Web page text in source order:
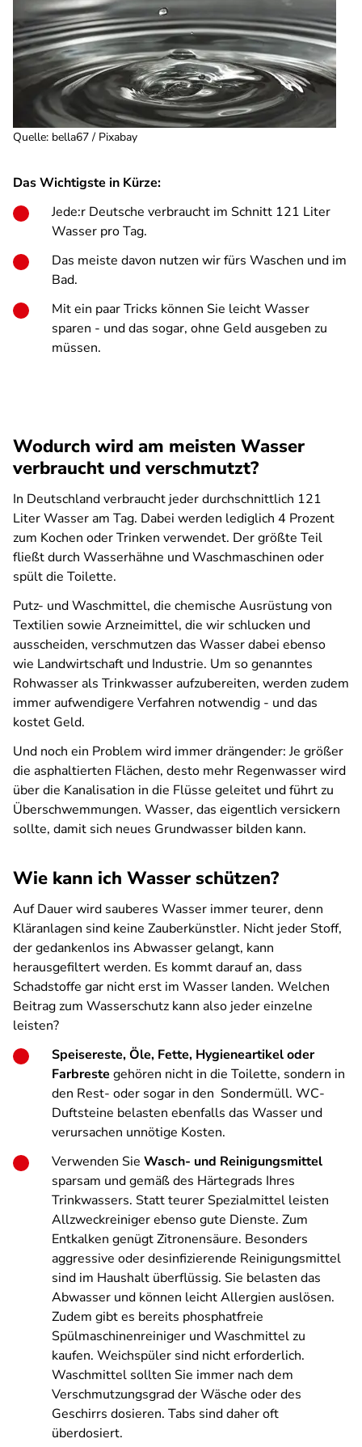
Quelle: bella67 / Pixabay
Das Wichtigste in Kürze:
Jede:r Deutsche verbraucht im Schnitt 121 Liter
Wasser pro Tag.
Das meiste davon nutzen wir fürs Waschen und im
Bad.
Mit ein paar Tricks können Sie leicht Wasser
sparen - und das sogar, ohne Geld ausgeben zu
müssen.
Wodurch wird am meisten Wasser
verbraucht und verschmutzt?
In Deutschland verbraucht jeder durchschnittlich 121
Liter Wasser am Tag. Dabei werden lediglich 4 Prozent
zum Kochen oder Trinken verwendet. Der größte Teil
fließt durch Wasserhähne und Waschmaschinen oder
spült die Toilette.
Putz- und Waschmittel, die chemische Ausrüstung von
Textilien sowie Arzneimittel, die wir schlucken und
ausscheiden, verschmutzen das Wasser dabei ebenso
wie Landwirtschaft und Industrie. Um so genanntes
Rohwasser als Trinkwasser aufzubereiten, werden zudem
immer aufwendigere Verfahren notwendig - und das
kostet Geld.
Und noch ein Problem wird immer drängender: Je größer
die asphaltierten Flächen, desto mehr Regenwasser wird
über die Kanalisation in die Flüsse geleitet und führt zu
Überschwemmungen. Wasser, das eigentlich versickern
sollte, damit sich neues Grundwasser bilden kann.
Wie kann ich Wasser schützen?
Auf Dauer wird sauberes Wasser immer teurer, denn
Kläranlagen sind keine Zauberkünstler. Nicht jeder Stoff,
der gedankenlos ins Abwasser gelangt, kann
herausgefiltert werden. Es kommt darauf an, dass
Schadstoffe gar nicht erst im Wasser landen. Welchen
Beitrag zum Wasserschutz kann also jeder einzelne
leisten?
Speisereste, Öle, Fette, Hygieneartikel oder
Farbreste gehören nicht in die Toilette, sondern in
den Rest- oder sogar in den Sondermüll. WC-
Duftsteine belasten ebenfalls das Wasser und
verursachen unnötige Kosten.
Verwenden Sie Wasch- und Reinigungsmittel
sparsam und gemäß des Härtegrads Ihres
Trinkwassers. Statt teurer Spezialmittel leisten
Allzweckreiniger ebenso gute Dienste. Zum
Entkalken genügt Zitronensäure. Besonders
aggressive oder desinfizierende Reinigungsmittel
sind im Haushalt überflüssig. Sie belasten das
Abwasser und können leicht Allergien auslösen.
Zudem gibt es bereits phosphatfreie
Spülmaschinenreiniger und Waschmittel zu
kaufen. Weichspüler sind nicht erforderlich.
Waschmittel sollten Sie immer nach dem
Verschmutzungsgrad der Wäsche oder des
Geschirrs dosieren. Tabs sind daher oft
überdosiert.